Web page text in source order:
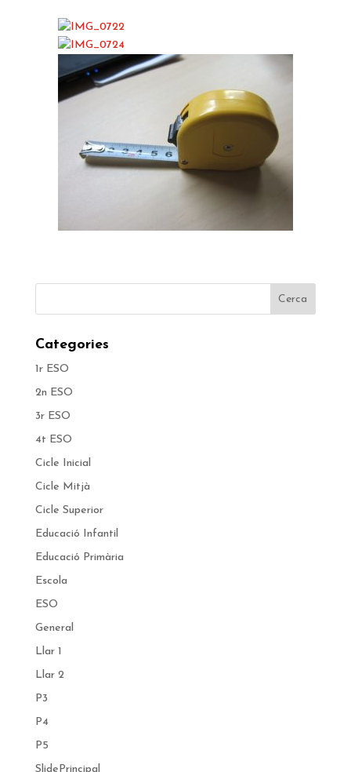
Categories
1r ESO
2n ESO
3r ESO
4t ESO
Cicle Inicial
Cicle Mitjà
Cicle Superior
Educació Infantil
Educació Primària
Escola
ESO
General
Llar 1
Llar 2
P3
P4
P5
SlidePrincipal